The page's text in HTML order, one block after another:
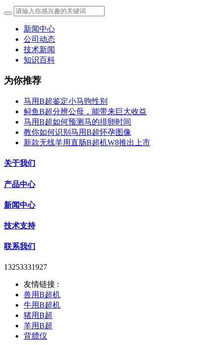
新闻中心
公司动态
技术新闻
知识百科
为你推荐
马用B超鉴定小马驹性别
鲟鱼B超分辨公母，能带来巨大收益
马用B超如何预测马的排卵时间
教你如何识别马用B超怀孕图像
新款无线羊用直肠B超机W8推出上市
关于我们
产品中心
新闻中心
技术支持
联系我们
13253331927
友情链接 :
兽用B超机
牛用B超机
猪用B超
羊用B超
背膘仪